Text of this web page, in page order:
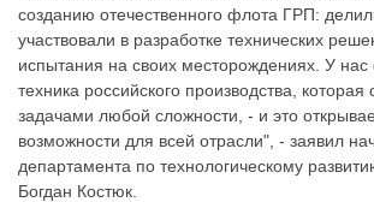
созданию отечественного флота ГРП:
участвовали в разработке технических
испытания на своих месторождениях. У нас
техника российского производства, которая
задачами любой сложности, - и это
возможности для всей отрасли", - заявил
департамента по технологическому
Богдан Костюк.